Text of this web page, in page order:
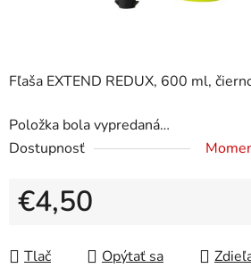
Fľaša EXTEND REDUX, 600 ml,
Položka bola vypredaná…
Dostupnosť
€4,50
Tlač
Opýtať sa